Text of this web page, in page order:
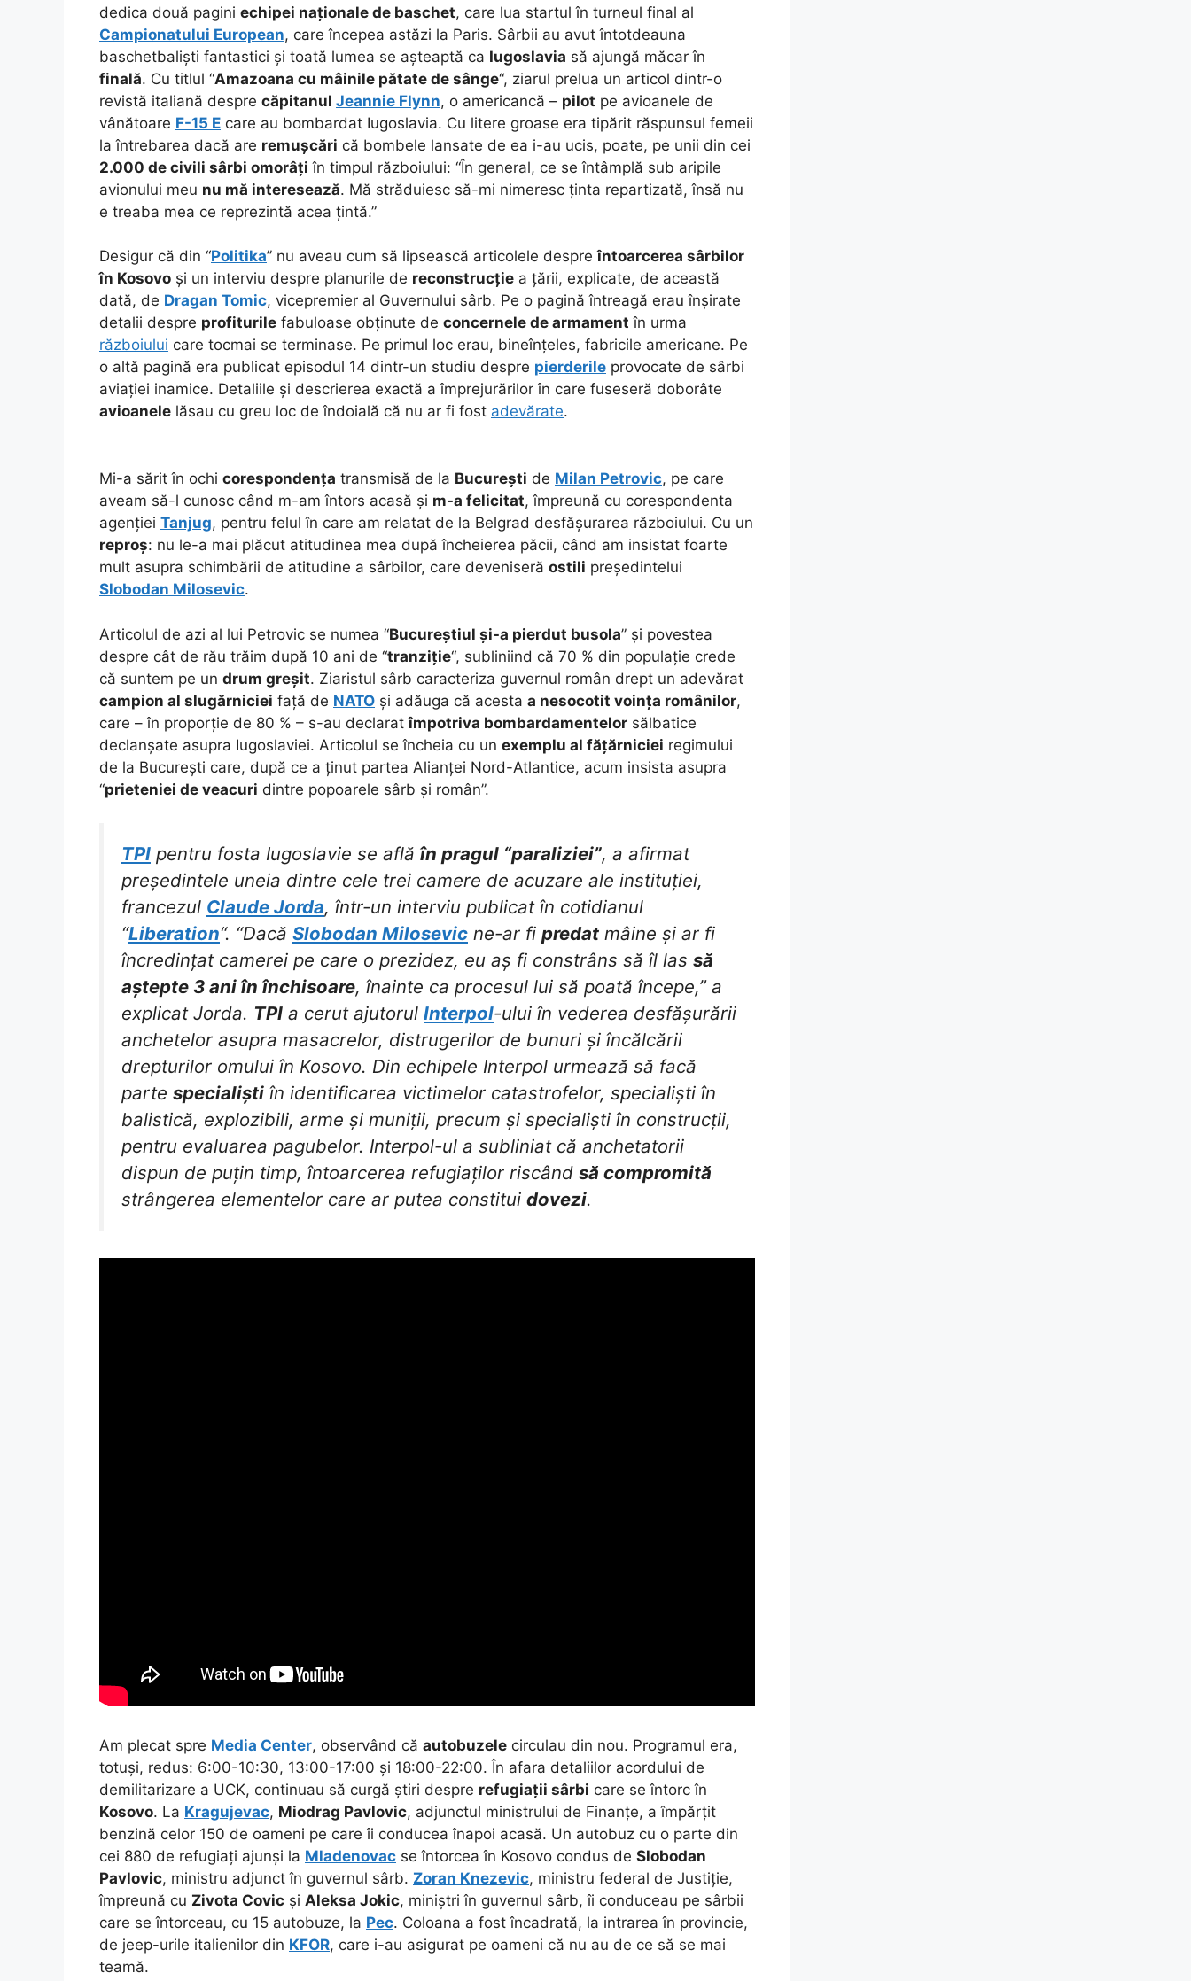
dedica două pagini echipei naționale de baschet, care lua startul în turneul final al
Campionatului European, care începea astăzi la Paris. Sârbii au avut întotdeauna
baschetbaliști fantastici și toată lumea se așteaptă ca Iugoslavia să ajungă măcar în
finală. Cu titlul “Amazoana cu mâinile pătate de sânge“, ziarul prelua un articol dintr-o
revistă italiană despre căpitanul Jeannie Flynn, o americancă – pilot pe avioanele de
vânătoare F-15 E care au bombardat Iugoslavia. Cu litere groase era tipărit răspunsul femeii
la întrebarea dacă are remușcări că bombele lansate de ea i-au ucis, poate, pe unii din cei
2.000 de civili sârbi omorâți în timpul războiului: “În general, ce se întâmplă sub aripile
avionului meu nu mă interesează. Mă străduiesc să-mi nimeresc ținta repartizată, însă nu
e treaba mea ce reprezintă acea țintă.”
Desigur că din “Politika” nu aveau cum să lipsească articolele despreîntoarcerea sârbilor
în Kosovo și un interviu despre planurile de reconstrucție a țării, explicate, de această
dată, de Dragan Tomic, vicepremier al Guvernului sârb. Pe o pagină întreagă erau înșirate
detalii despre profiturile fabuloase obținute de concernele de armament în urma
războiului care tocmai se terminase. Pe primul loc erau, bineînțeles, fabricile americane. Pe
o altă pagină era publicat episodul 14 dintr-un studiu despre pierderile provocate de sârbi
aviației inamice. Detaliile și descrierea exactă a împrejurărilor în care fuseseră doborâte
avioanele lăsau cu greu loc de îndoială că nu ar fi fost adevărate.
Mi-a sărit în ochi corespondența transmisă de la București de Milan Petrovic, pe care
aveam să-l cunosc când m-am întors acasă și m-a felicitat, împreună cu corespondenta
agenției Tanjug, pentru felul în care am relatat de la Belgrad desfășurarea războiului. Cu un
reproș: nu le-a mai plăcut atitudinea mea după încheierea păcii, când am insistat foarte
mult asupra schimbării de atitudine a sârbilor, care deveniseră ostili președintelui
Slobodan Milosevic.
Articolul de azi al lui Petrovic se numea “Bucureștiul și-a pierdut busola” și povestea
despre cât de rău trăim după 10 ani de “tranziție“, subliniind că 70 % din populație crede
că suntem pe un drum greșit. Ziaristul sârb caracteriza guvernul român drept un adevărat
campion al slugărniciei față de NATO și adăuga că acesta a nesocotit voința românilor,
care – în proporție de 80 % – s-au declaratîmpotriva bombardamentelor sălbatice
declanșate asupra Iugoslaviei. Articolul se încheia cu un exemplu al fățărniciei regimului
de la București care, după ce a ținut partea Alianței Nord-Atlantice, acum insista asupra
“prieteniei de veacuri dintre popoarele sârb și român”.
TPI pentru fosta Iugoslavie se află în pragul “paraliziei”, a afirmat
președintele uneia dintre cele trei camere de acuzare ale instituției,
francezul Claude Jorda, într-un interviu publicat în cotidianul
“Liberation“. “Dacă Slobodan Milosevic ne-ar fi predat mâine și ar fi
încredințat camerei pe care o prezidez, eu aș fi constrâns să îl las să
aștepte 3 ani în închisoare, înainte ca procesul lui să poată începe,” a
explicat Jorda. TPI a cerut ajutorul Interpol-ului în vederea desfășurării
anchetelor asupra masacrelor, distrugerilor de bunuri și încălcării
drepturilor omului în Kosovo. Din echipele Interpol urmează să facă
parte specialiști în identificarea victimelor catastrofelor, specialiști în
balistică, explozibili, arme și muniții, precum și specialiști în construcții,
pentru evaluarea pagubelor. Interpol-ul a subliniat că anchetatorii
dispun de puțin timp, întoarcerea refugiaților riscând să compromită
strângerea elementelor care ar putea constitui dovezi.
Am plecat spre Media Center, observând că autobuzele circulau din nou. Programul era,
totuși, redus: 6:00-10:30, 13:00-17:00 și 18:00-22:00. În afara detaliilor acordului de
demilitarizare a UCK, continuau să curgă știri despre refugiații sârbi care se întorc în
Kosovo. La Kragujevac, Miodrag Pavlovic, adjunctul ministrului de Finanțe, a împărțit
benzină celor 150 de oameni pe care îi conducea înapoi acasă. Un autobuz cu o parte din
cei 880 de refugiați ajunși la Mladenovac se întorcea în Kosovo condus de Slobodan
Pavlovic, ministru adjunct în guvernul sârb. Zoran Knezevic, ministru federal de Justiție,
împreună cu Zivota Covic și Aleksa Jokic, miniștri în guvernul sârb, îi conduceau pe sârbii
care se întorceau, cu 15 autobuze, la Pec. Coloana a fost încadrată, la intrarea în provincie,
de jeep-urile italienilor din KFOR, care i-au asigurat pe oameni că nu au de ce să se mai
teamă.